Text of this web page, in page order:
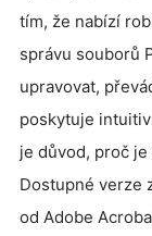
tím, že nabízí
správu souborů
upravovat,
poskytuje
je důvod, proč
Dostupné verze
od Adobe